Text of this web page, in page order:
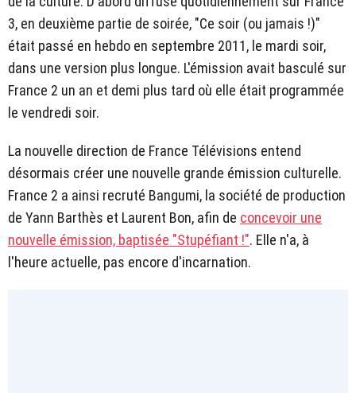
3, en deuxième partie de soirée, "Ce soir (ou jamais !)"
était passé en hebdo en septembre 2011, le mardi soir,
dans une version plus longue. L'émission avait basculé sur
France 2 un an et demi plus tard où elle était programmée
le vendredi soir.
La nouvelle direction de France Télévisions entend
désormais créer une nouvelle grande émission culturelle.
France 2 a ainsi recruté Bangumi, la société de production
de Yann Barthès et Laurent Bon, afin de concevoir une
nouvelle émission, baptisée "Stupéfiant !". Elle n'a, à
l'heure actuelle, pas encore d'incarnation.